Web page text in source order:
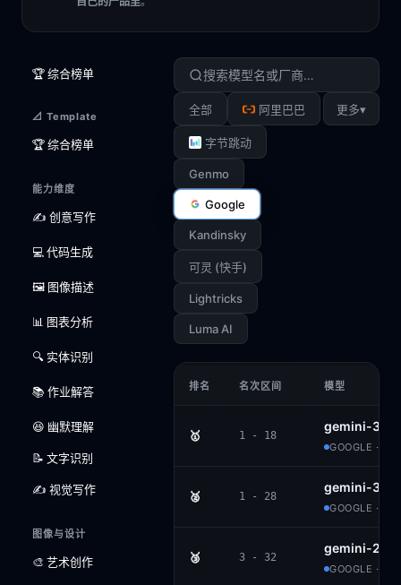
🏆 综合榜单
📐 Template
🏆 综合榜单
能力维度
✍️ 创意写作
💻 代码生成
🖼️ 图像描述
📊 图表分析
🔍 实体识别
📚 作业解答
😆 幽默理解
📝 文字识别
✍️ 视觉写作
图像与设计
🎨 艺术创作
全部 阿里巴巴
字节跳动
Genmo
Google
Kandinsky
可灵 (快手)
Lightricks
Luma AI
更多▾
排名 名次区间 模型
🥇 1 - 18
gemini-3-
GOOGLE ·
🥈 1 - 28
gemini-3-
GOOGLE ·
🥉 3 - 32
gemini-
GOOGLE ·